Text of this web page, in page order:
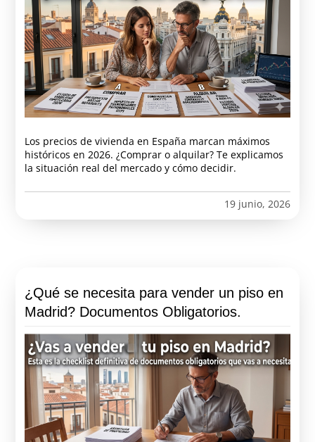
Los precios de vivienda en España marcan máximos
históricos en 2026. ¿Comprar o alquilar? Te explicamos
la situación real del mercado y cómo decidir.
19 junio, 2026
¿Qué se necesita para vender un piso en
Madrid? Documentos Obligatorios.